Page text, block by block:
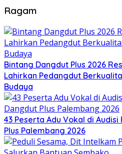
Ragam
Bintang Dangdut Plus 2026
Lahirkan Pedangdut
Budaya
43 Peserta Adu Vokal di
Plus Palembang 2026